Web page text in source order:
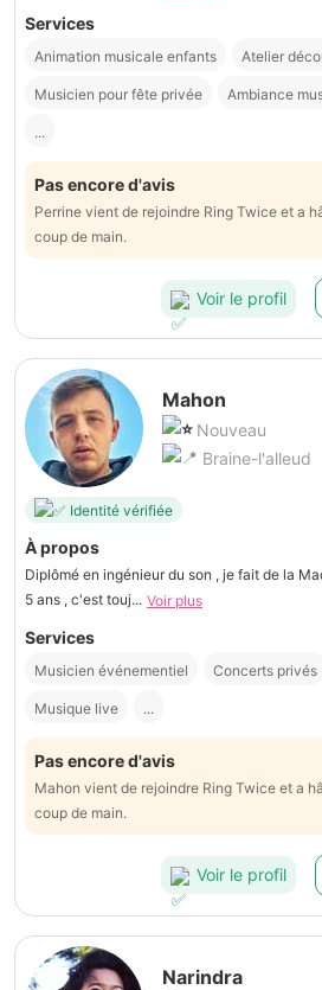
Services
Animation musicale enfants Atelier
Musicien pour fête privée Ambiance
...
Pas encore d'avis
Perrine vient de rejoindre Ring Twice et a
coup de main.
Voir le profil
Mahon
Nouveau
Braine-l'alleud
Identité vérifiée
À propos
Diplômé en ingénieur du son , je fait de la
5 ans , c'est touj... Voir plus
Services
Musicien événementiel Concerts privés
Musique live ...
Pas encore d'avis
Mahon vient de rejoindre Ring Twice et a
coup de main.
Voir le profil
Narindra